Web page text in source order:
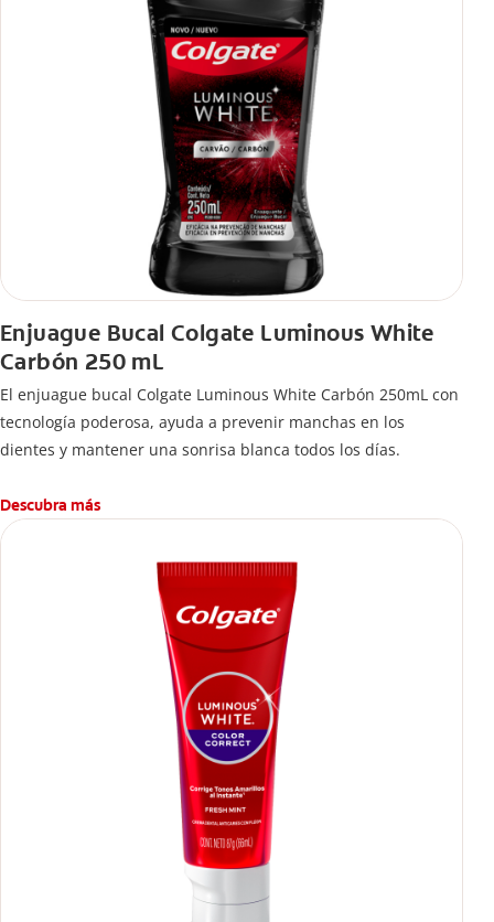
Enjuague Bucal Colgate Luminous White
Carbón 250 mL
El enjuague bucal Colgate Luminous White Carbón 250mL con
tecnología poderosa, ayuda a prevenir manchas en los
dientes y mantener una sonrisa blanca todos los días.
Descubra más